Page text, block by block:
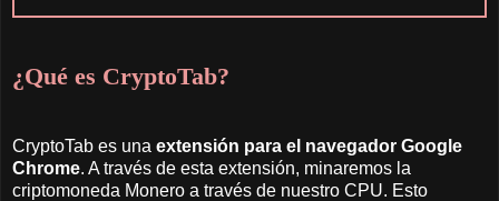
¿Qué es CryptoTab?
CryptoTab es una extensión para el navegador Google
Chrome. A través de esta extensión, minaremos la
criptomoneda Monero a través de nuestro CPU. Esto